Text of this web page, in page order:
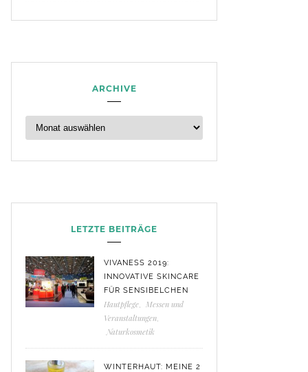
ARCHIVE
LETZTE BEITRÄGE
VIVANESS 2019:
INNOVATIVE SKINCARE
FÜR SENSIBELCHEN
Hautpflege
Messen und
Veranstaltungen
Naturkosmetik
WINTERHAUT: MEINE 2